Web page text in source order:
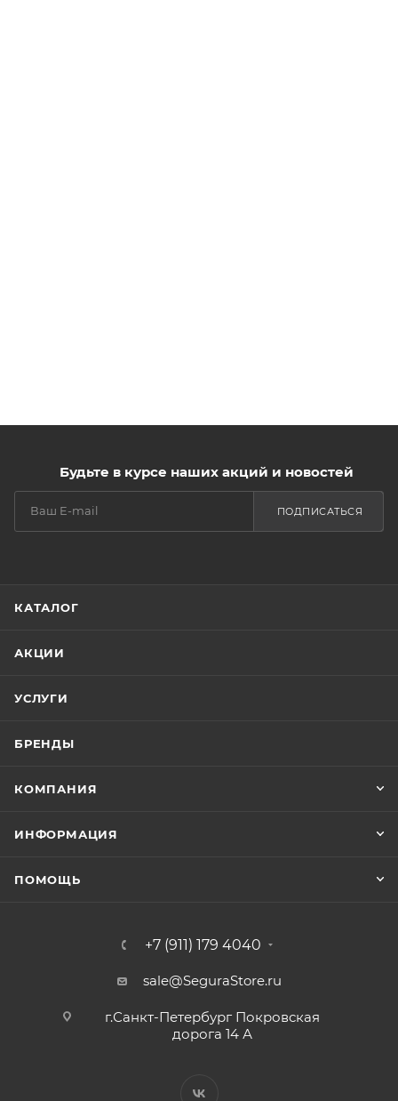
Будьте в курсе наших акций и новостей
ПОДПИСАТЬСЯ
КАТАЛОГ
АКЦИИ
УСЛУГИ
БРЕНДЫ
КОМПАНИЯ
ИНФОРМАЦИЯ
ПОМОЩЬ
+7 (911) 179 4040
sale@SeguraStore.ru
г.Санкт-Петербург Покровская
дорога 14 А